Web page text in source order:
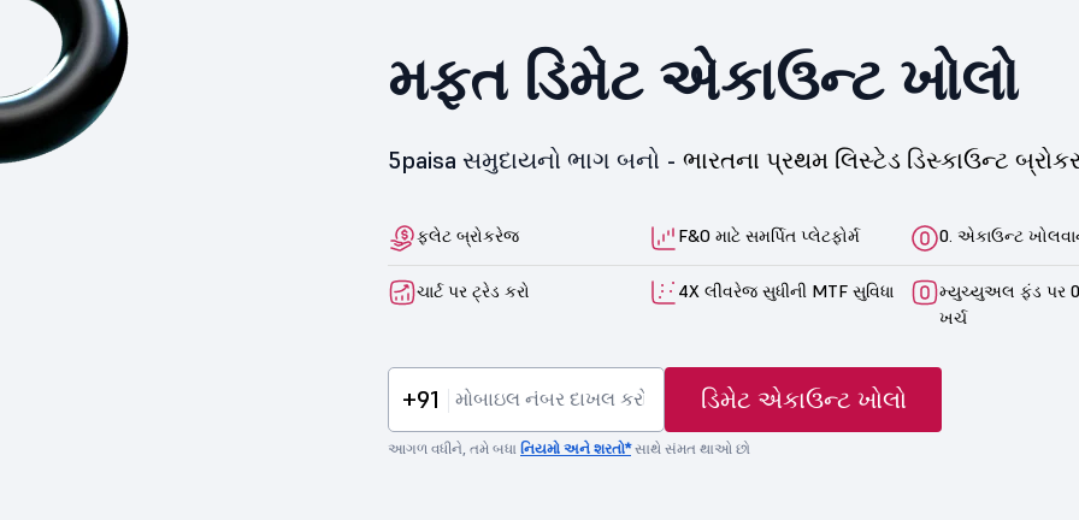
મફત ડિમેટ એકાઉન્ટ ખોલો
5paisa સમુદાયનો ભાગ બનો - ભારતના પ્રથમ લિસ્ટેડ ડિસ્કાઉન્ટ
ફ્લેટ બ્રોકરેજ F&O માટે સમર્પિત પ્લેટફોર્મ 0. એકાઉન્ટ
ચાર્ટ પર ટ્રેડ કરો 4X લીવરેજ સુધીની MTF સુવિધા
મ્યુચ્યુઅલ ફંડ પર
ખર્ચ
+91 ડિમેટ એકાઉન્ટ ખોલો
આગળ વધીને, તમે બધા નિયમો અને શરતો*સાથે સંમત થાઓ છો